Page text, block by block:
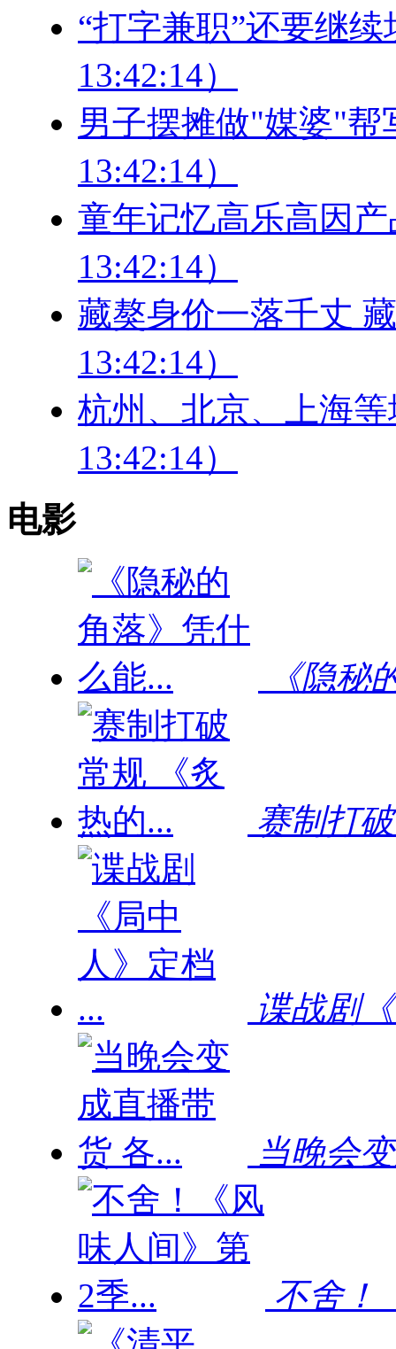
“打字兼职”还要继
13:42:14）
男子摆摊做"媒婆"帮
13:42:14）
童年记忆高乐高因
13:42:14）
藏獒身价一落千丈
13:42:14）
杭州、北京、上海
13:42:14）
电影
《隐秘
赛制打
谍战剧
当晚会
不舍！